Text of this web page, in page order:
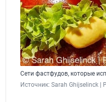
Сети фастфудов, которые
Источник: Sarah Ghijselinck |